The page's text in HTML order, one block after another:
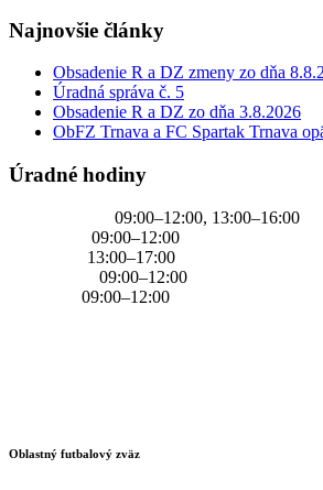
Najnovšie články
Obsadenie R a DZ zmeny zo dňa
Úradná správa č. 5
Obsadenie R a DZ zo dňa 3.8.2026
ObFZ Trnava a FC Spartak Trnava
Úradné hodiny
09:00–12:00, 13:00–16:00
09:00–12:00
13:00–17:00
09:00–12:00
09:00–12:00
Oblastný futbalový zväz